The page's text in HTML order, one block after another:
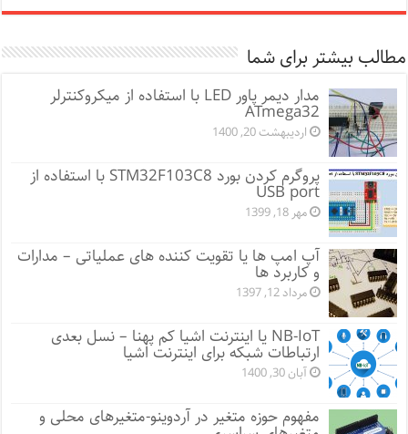
مطالب بیشتر برای شما
مدار دیمر پاور LED با استفاده از میکروکنترلر
ATmega32
اردیبهشت 20, 1400
پروگرم کردن بورد STM32F103C8 با استفاده از
USB port
مهر 18, 1399
آپ امپ ها یا تقویت کننده های عملیاتی – مدارات
و کاربرد ها
مرداد 12, 1397
NB-IoT یا اینترنت اشیا کم پهنا – نسل بعدی
ارتباطات شبکه برای اینترنت اشیا
آبان 30, 1400
مفهوم حوزه متغیر در آردوینو-متغیرهای محلی و